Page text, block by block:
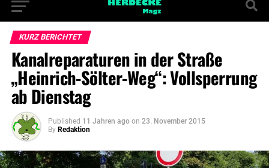
KURZ BERICHTET
Kanalreparaturen in der Straße
„Heinrich-Sölter-Weg“: Vollsperrung
ab Dienstag
Published 11 Jahren ago on 23. November 2015
By Redaktion